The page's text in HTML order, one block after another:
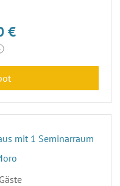
€
mit 1 Seminarraum